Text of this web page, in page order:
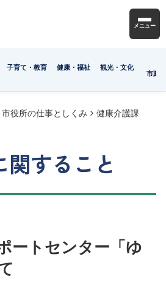
メニュー
子育て・教育 健康・福祉
観光・文化
市政
市役所の仕事としくみ
健康介護課
すること
ートセンター「ゆ